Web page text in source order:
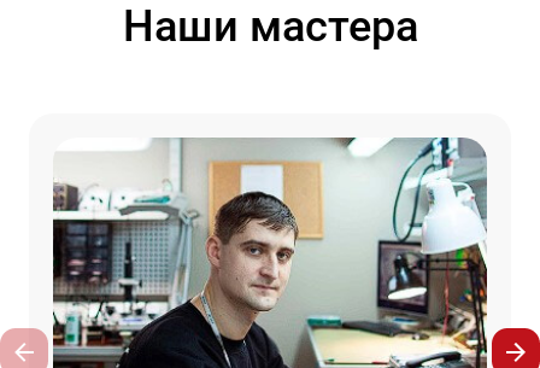
Наши мастера